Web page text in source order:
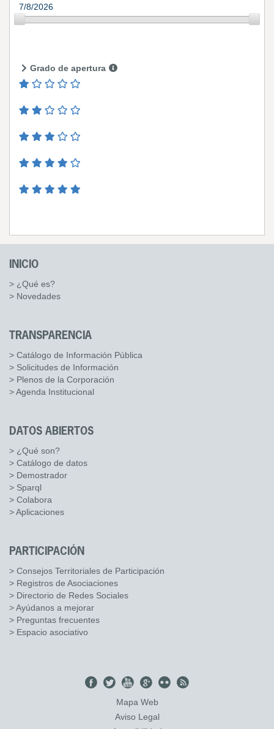
7/8/2026
Grado de apertura
INICIO
> ¿Qué es?
> Novedades
TRANSPARENCIA
> Catálogo de Información Pública
> Solicitudes de Información
> Plenos de la Corporación
> Agenda Institucional
DATOS ABIERTOS
> ¿Qué son?
> Catálogo de datos
> Demostrador
> Sparql
> Colabora
> Aplicaciones
PARTICIPACIÓN
> Consejos Territoriales de Participación
> Registros de Asociaciones
> Directorio de Redes Sociales
> Ayúdanos a mejorar
> Preguntas frecuentes
> Espacio asociativo
Mapa Web
Aviso Legal